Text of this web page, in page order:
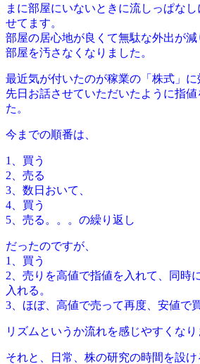
まに部屋にいないときに流しっぱな
せてます。
部屋の居心地が良くて無駄な外出が減
部屋を汚さなくなりました。
最近気が付いたのが稼業の「株式」に
先日お話させていただいたように指
た。
今までの順番は、
1、買う
2、売る
3、数日おいて、
4、買う
5、売る。。。の繰り返し
だったのですが、
1、買う
2、売りを高値で指値を入れて、同時
入れる。
3、ほぼ、高値で売って再度、安値で
リズムというか流れを感じやすくなり
それと、日常、株の研究の時間を設